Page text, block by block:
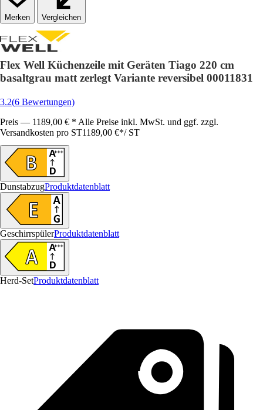
Vergleichen
Flex Well Küchenzeile mit Geräten Tiago 220 cm
basaltgrau matt zerlegt Variante reversibel 00011831
3.2(6 Bewertungen)
Preis — 1189,00 € * Alle Preise inkl. MwSt. und ggf. zzgl.
Versandkosten pro ST1189,00 €*/ ST
DunstabzugProduktdatenblatt
GeschirrspülerProduktdatenblatt
Herd-SetProduktdatenblatt